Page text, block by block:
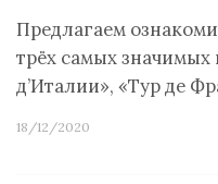
Предлагаем
трёх самых
д’Италии», «Тур де
18/12/2020